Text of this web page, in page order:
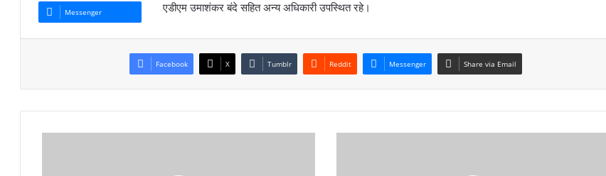
एडीएम उमाशंकर बंदे सहित अन्य अधिकारी उपस्थित रहे।
Messenger
Facebook X Tumblr Reddit Messenger Share via Email